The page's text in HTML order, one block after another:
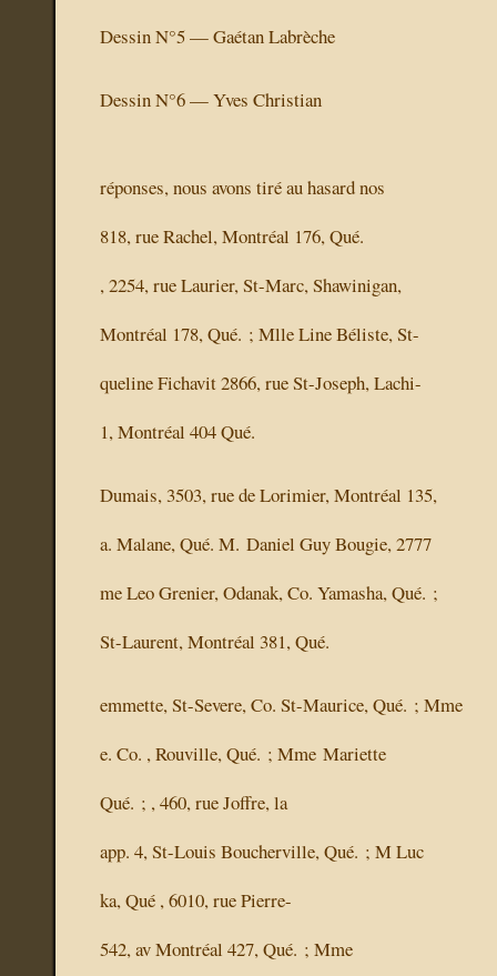
Dessin N°5 — Gaétan Labrèche
Dessin N°6 — Yves Christian
réponses, nous avons tiré au hasard nos
818, rue Rachel, Montréal 176, Qué.
, 2254, rue Laurier, St-Marc, Shawinigan,
Montréal 178, Qué. ; Mlle Line Béliste, St-
queline Fichavit 2866, rue St-Joseph, Lachi-
1, Montréal 404 Qué.
Dumais, 3503, rue de Lorimier, Montréal 135,
a. Malane, Qué. M. Daniel Guy Bougie, 2777
me Leo Grenier, Odanak, Co. Yamasha, Qué. ;
St-Laurent, Montréal 381, Qué.
emmette, St-Severe, Co. St-Maurice, Qué. ; Mme
e. Co. , Rouville, Qué. ; Mme Mariette
Qué. ; , 460, rue Joffre, la
app. 4, St-Louis Boucherville, Qué. ; M Luc
ka, Qué , 6010, rue Pierre-
542, avMontréal 427, Qué. ; Mme